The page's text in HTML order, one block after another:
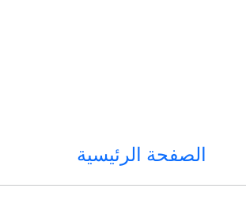
الصفحة الرئيسية